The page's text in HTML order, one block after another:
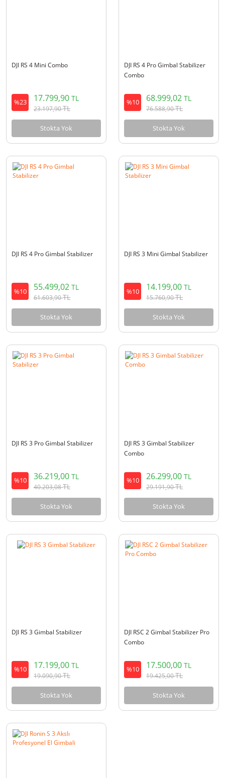
DJI RS 4 Mini Combo
%23 17.799,90 TL
23.197,90TL
Stokta Yok
DJI RS 4 Pro Gimbal Stabilizer
Combo
%10 68.999,02 TL
76.588,90TL
Stokta Yok
DJI RS 4 Pro Gimbal Stabilizer
%10 55.499,02 TL
61.603,90TL
Stokta Yok
DJI RS 3 Mini Gimbal Stabilizer
%10 14.199,00 TL
15.760,90TL
Stokta Yok
DJI RS 3 Pro Gimbal Stabilizer
%10 36.219,00 TL
40.203,08TL
Stokta Yok
DJI RS 3 Gimbal Stabilizer
Combo
%10 26.299,00 TL
29.191,90TL
Stokta Yok
DJI RS 3 Gimbal Stabilizer
%10 17.199,00 TL
19.090,90TL
Stokta Yok
DJI RSC 2 Gimbal Stabilizer Pro
Combo
%10 17.500,00 TL
19.425,00TL
Stokta Yok